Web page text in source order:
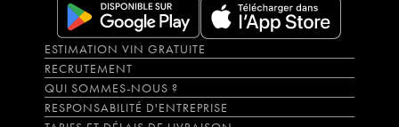
ESTIMATION VIN GRATUITE
RECRUTEMENT
QUI SOMMES-NOUS ?
RESPONSABILITÉ D'ENTREPRISE